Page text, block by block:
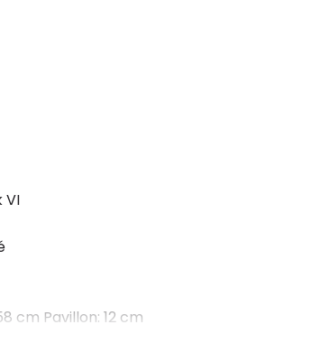
VI
cm Pavillon: 12 cm